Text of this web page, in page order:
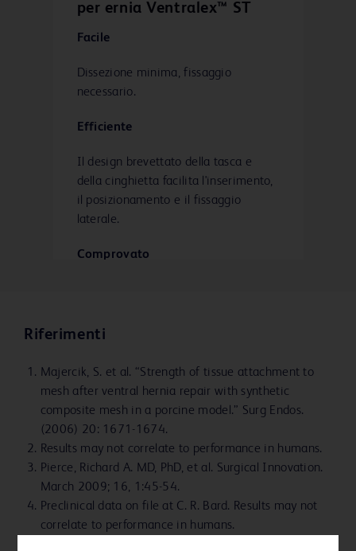
per ernia Ventralex™ ST
Facile
Dissezione minima, fissaggio
necessario.
Efficiente
Il design brevettato della tasca e
della cinghietta facilita l'inserimento,
il posizionamento e il fissaggio
laterale.
Comprovato
tutto il mondo e studi clinici
Riferimenti
Majercik, S. et al. “Strength of tissue attachment to
mesh after ventral hernia repair with synthetic
composite mesh in a porcine model.” Surg Endos.
(2006) 20: 1671-1674.
Results may not correlate to performance in humans.
Pierce, Richard A. MD, PhD, et al. Surgical Innovation.
March 2009; 16, 1:45-54.
Preclinical data on file at C. R. Bard. Results may not
correlate to performance in humans.